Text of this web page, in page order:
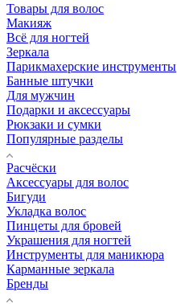
Товары для волос
Макияж
Всё для ногтей
Зеркала
Парикмахерские инструменты
Банные штучки
Для мужчин
Подарки и аксессуары
Рюкзаки и сумки
Популярные разделы
Расчёски
Аксессуары для волос
Бигуди
Укладка волос
Пинцеты для бровей
Украшения для ногтей
Инструменты для маникюра
Карманные зеркала
Бренды